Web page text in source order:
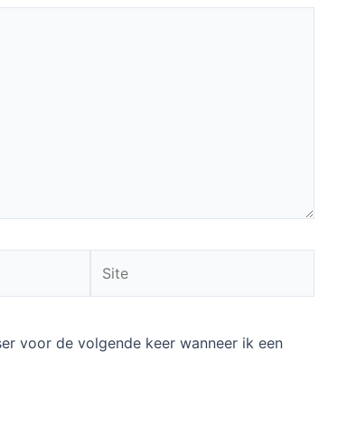
voor de volgende keer wanneer ik een